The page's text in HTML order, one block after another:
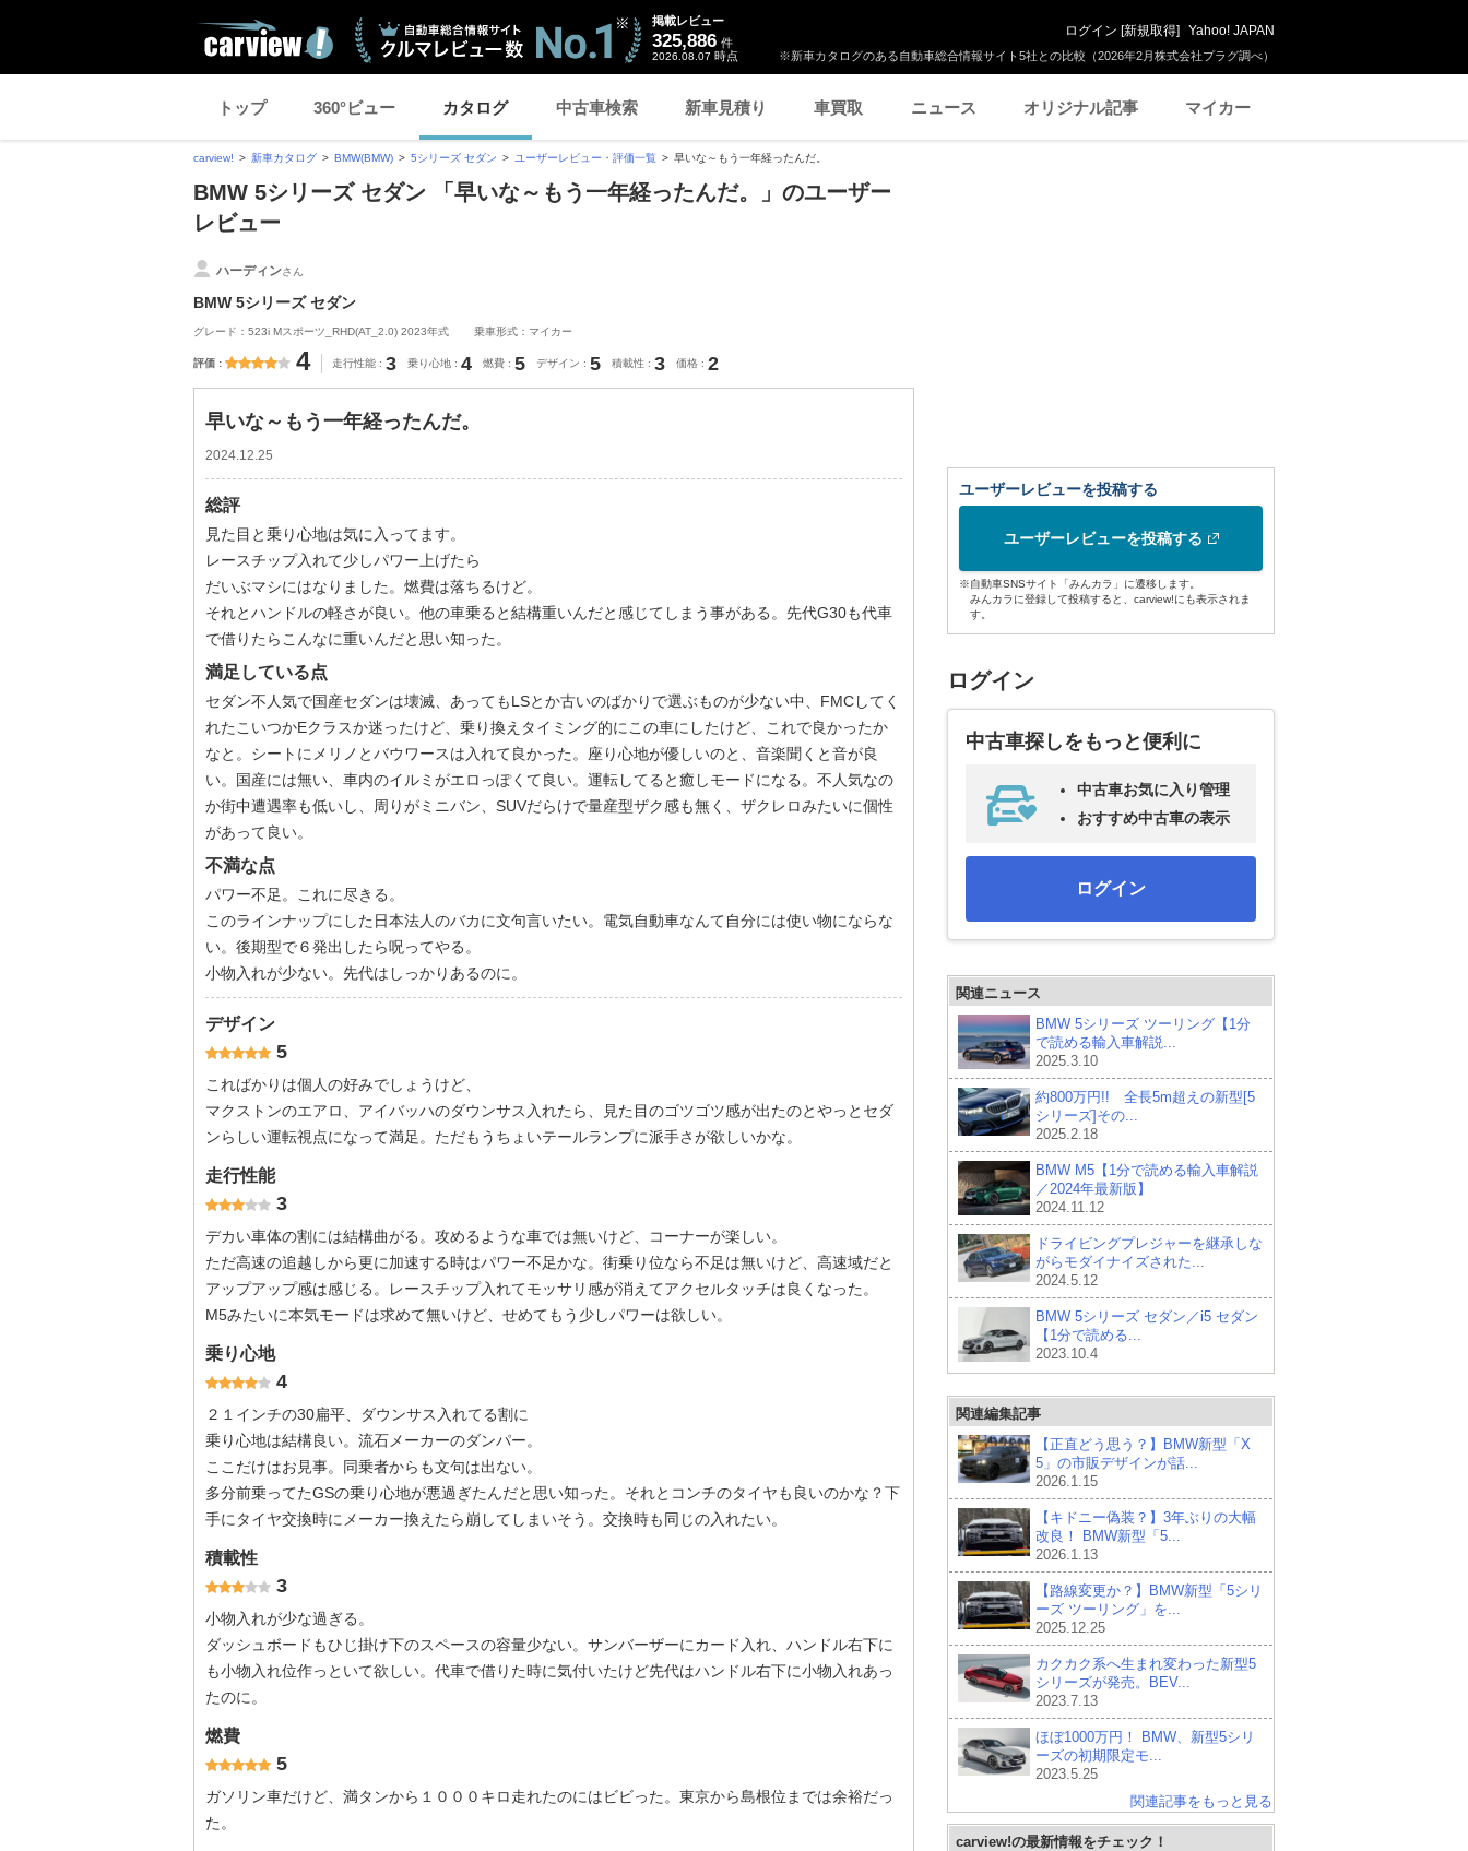
※新車カタログのある自動車総合情報サイト5社との比較（2026年2月株式会社プラグ調べ）
掲載レビュー
325,886 件
2026.08.07 時点
ログイン [新規取得] Yahoo! JAPAN
トップ 360°ビュー カタログ 中古車検索 新車見積り 車買取 ニュース オリジナル記事 マイカー
carview! 新車カタログ BMW(BMW) 5シリーズ セダン ユーザーレビュー・評価一覧 早いな～もう一年経ったんだ。
BMW 5シリーズ セダン 「早いな～もう一年経ったんだ。」のユーザー
レビュー
ハーディンさん
BMW 5シリーズ セダン
グレード：523i Mスポーツ_RHD(AT_2.0) 2023年式 乗車形式：マイカー
評価 4 走行性能 3 乗り心地 4 燃費 5 デザイン 5 積載性 3 価格 2
早いな～もう一年経ったんだ。
2024.12.25
総評
見た目と乗り心地は気に入ってます。
レースチップ入れて少しパワー上げたら
だいぶマシにはなりました。燃費は落ちるけど。
それとハンドルの軽さが良い。他の車乗ると結構重いんだと感じてしまう事がある。先代G30も代車
で借りたらこんなに重いんだと思い知った。
満足している点
セダン不人気で国産セダンは壊滅、あってもLSとか古いのばかりで選ぶものが少ない中、FMCしてく
れたこいつかEクラスか迷ったけど、乗り換えタイミング的にこの車にしたけど、これで良かったか
なと。シートにメリノとバウワースは入れて良かった。座り心地が優しいのと、音楽聞くと音が良
い。国産には無い、車内のイルミがエロっぽくて良い。運転してると癒しモードになる。不人気なの
か街中遭遇率も低いし、周りがミニバン、SUVだらけで量産型ザク感も無く、ザクレロみたいに個性
があって良い。
不満な点
パワー不足。これに尽きる。
このラインナップにした日本法人のバカに文句言いたい。電気自動車なんて自分には使い物にならな
い。後期型で６発出したら呪ってやる。
小物入れが少ない。先代はしっかりあるのに。
デザイン
5
こればかりは個人の好みでしょうけど、
マクストンのエアロ、アイバッハのダウンサス入れたら、見た目のゴツゴツ感が出たのとやっとセダ
ンらしい運転視点になって満足。ただもうちょいテールランプに派手さが欲しいかな。
走行性能
3
デカい車体の割には結構曲がる。攻めるような車では無いけど、コーナーが楽しい。
ただ高速の追越しから更に加速する時はパワー不足かな。街乗り位なら不足は無いけど、高速域だと
アップアップ感は感じる。レースチップ入れてモッサリ感が消えてアクセルタッチは良くなった。
M5みたいに本気モードは求めて無いけど、せめてもう少しパワーは欲しい。
乗り心地
4
２１インチの30扁平、ダウンサス入れてる割に
乗り心地は結構良い。流石メーカーのダンパー。
ここだけはお見事。同乗者からも文句は出ない。
多分前乗ってたGSの乗り心地が悪過ぎたんだと思い知った。それとコンチのタイヤも良いのかな？下
手にタイヤ交換時にメーカー換えたら崩してしまいそう。交換時も同じの入れたい。
積載性
3
小物入れが少な過ぎる。
ダッシュボードもひじ掛け下のスペースの容量少ない。サンバーザーにカード入れ、ハンドル右下に
も小物入れ位作っといて欲しい。代車で借りた時に気付いたけど先代はハンドル右下に小物入れあっ
たのに。
燃費
5
ガソリン車だけど、満タンから１０００キロ走れたのにはビビった。東京から島根位までは余裕だっ
た。
ユーザーレビューを投稿する
ユーザーレビューを投稿する
※自動車SNSサイト「みんカラ」に遷移します。
みんカラに登録して投稿すると、carview!にも表示されま
す。
ログイン
中古車探しをもっと便利に
中古車お気に入り管理
おすすめ中古車の表示
ログイン
関連ニュース
BMW 5シリーズ ツーリング【1分
で読める輸入車解説...
2025.3.10
約800万円!! 全長5m超えの新型[5
シリーズ]その...
2025.2.18
BMW M5【1分で読める輸入車解説
／2024年最新版】
2024.11.12
ドライビングプレジャーを継承しな
がらモダイナイズされた...
2024.5.12
BMW 5シリーズ セダン／i5 セダン
【1分で読める...
2023.10.4
関連編集記事
【正直どう思う？】BMW新型「X
5」の市販デザインが話...
2026.1.15
【キドニー偽装？】3年ぶりの大幅
改良！ BMW新型「5...
2026.1.13
【路線変更か？】BMW新型「5シリ
ーズ ツーリング」を...
2025.12.25
カクカク系へ生まれ変わった新型5
シリーズが発売。BEV...
2023.7.13
ほぼ1000万円！ BMW、新型5シリ
ーズの初期限定モ...
2023.5.25
関連記事をもっと見る
carview!の最新情報をチェック！